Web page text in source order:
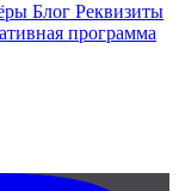
Блог Реквизиты
программа